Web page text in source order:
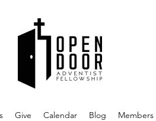
Give Calendar Blog Members